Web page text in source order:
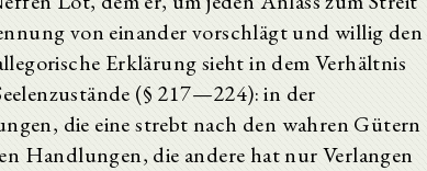
von einander vorschlägt und willig den
Erklärung sieht in dem Verhältnis
(§ 217—224): in der
die eine strebt nach den wahren Gütern
Handlungen, die andere hat nur Verlangen